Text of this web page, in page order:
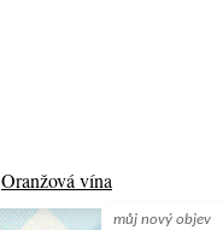
můj nový objev
Oranžová vína